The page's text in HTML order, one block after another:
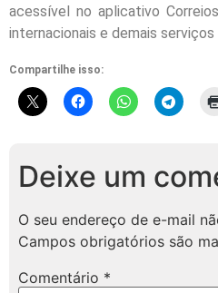
acessível no aplicativo
internacionais e demais
Compartilhe isso:
Deixe um
O seu endereço de e-mail
Campos obrigatórios são
Comentário *